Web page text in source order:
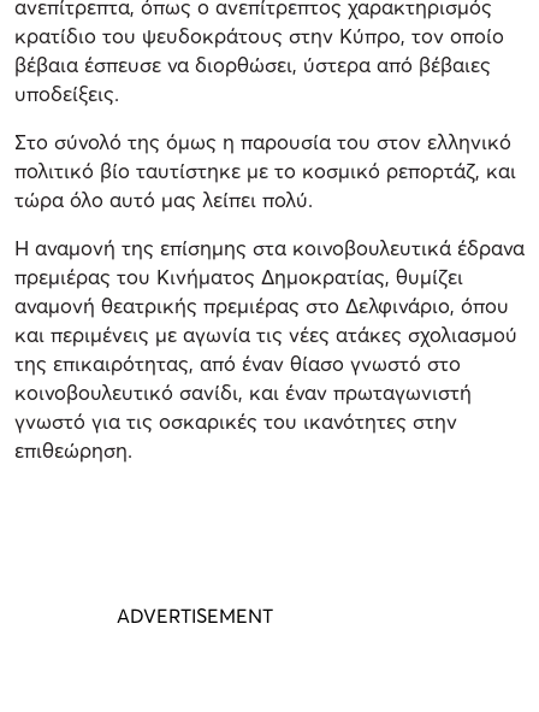
ανεπίτρεπτα, όπως ο ανεπίτρεπτος χαρακτηρισμός
κρατίδιο του ψευδοκράτους στην Κύπρο, τον οποίο
βέβαια έσπευσε να διορθώσει, ύστερα από βέβαιες
υποδείξεις.
Στο σύνολό της όμως η παρουσία του στον ελληνικό
πολιτικό βίο ταυτίστηκε με το κοσμικό ρεπορτάζ, και
τώρα όλο αυτό μας λείπει πολύ.
Η αναμονή της επίσημης στα κοινοβουλευτικά έδρανα
πρεμιέρας του Κινήματος Δημοκρατίας, θυμίζει
αναμονή θεατρικής πρεμιέρας στο Δελφινάριο, όπου
και περιμένεις με αγωνία τις νέες ατάκες σχολιασμού
της επικαιρότητας, από έναν θίασο γνωστό στο
κοινοβουλευτικό σανίδι, και έναν πρωταγωνιστή
γνωστό για τις οσκαρικές του ικανότητες στην
επιθεώρηση.